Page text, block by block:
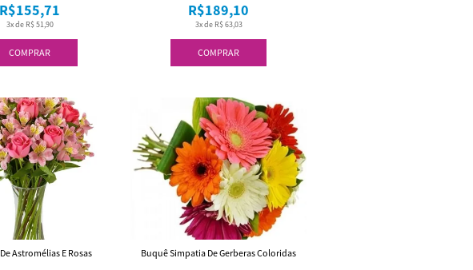
COMPRAR
3x de R$ 51,90
R$155,71
COMPRAR
3x de R$ 63,03
R$189,10
Astromélias E Rosas Buquê Simpatia De Gerberas Coloridas